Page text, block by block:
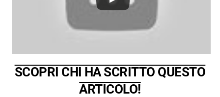
SCOPRI CHI HA SCRITTO QUESTO
ARTICOLO!